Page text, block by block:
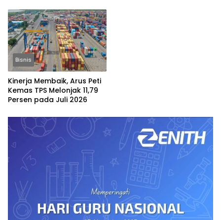
Bisnis
Kinerja Membaik, Arus Peti
Kemas TPS Melonjak 11,79
Persen pada Juli 2026